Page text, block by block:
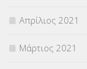
Απρίλιος 2021
Μάρτιος 2021